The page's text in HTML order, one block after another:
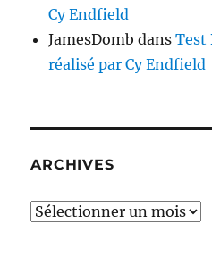
Cy Endfield
JamesDomb dansTest
réalisé par Cy Endfield
ARCHIVES
Archives